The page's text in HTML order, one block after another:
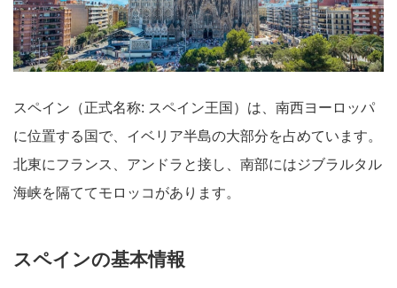
スペイン（正式名称: スペイン王国）は、南西ヨーロッパ
に位置する国で、イベリア半島の大部分を占めています。
北東にフランス、アンドラと接し、南部にはジブラルタル
海峡を隔ててモロッコがあります。
スペインの基本情報